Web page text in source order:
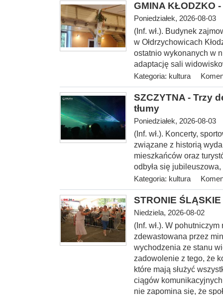
GMINA KŁODZKO
Poniedziałek, 2026-08-03
(Inf. wł.). Budynek
w Ołdrzychowicach
ostatnio wykonanych w
adaptację sali
Kategoria: kultura
SZCZYTNA - Trzy
tłumy
Poniedziałek, 2026-08-03
(Inf. wł.). Koncerty,
związane z historią
mieszkańców oraz
odbyła się
Kategoria: kultura
STRONIE
Niedziela, 2026-08-02
(Inf. wł.). W
zdewastowana przez
wychodzenia ze stanu
zadowolenie z tego, że
które mają służyć
ciągów
nie zapomina się, że